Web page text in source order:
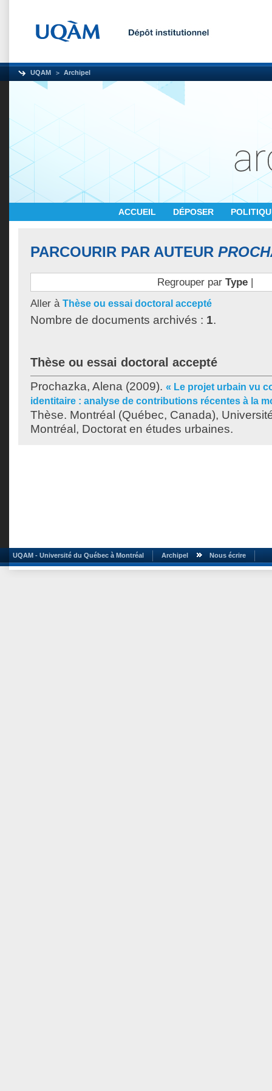
UQAM Archipel
ACCUEIL DÉPOSER
PARCOURIR PAR AUTEUR
Regrouper par Type|
Aller à Thèse ou essai doctoral accepté
Nombre de documents archivés : 1.
Thèse ou essai doctoral accepté
Prochazka, Alena (2009). « Le projet urbain vu
identitaire : analyse de contributions récentes à la
Thèse. Montréal (Québec, Canada),
Montréal, Doctorat en études urbaines.
UQAM - Université du Québec à Montréal Archipel Nous écrire